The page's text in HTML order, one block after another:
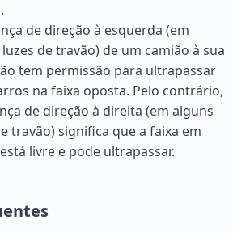
de direção à esquerda (em
de travão) de um camião à sua
tem permissão para ultrapassar
na faixa oposta. Pelo contrário,
de direção à direita (em alguns
travão) significa que a faixa em
livre e pode ultrapassar.